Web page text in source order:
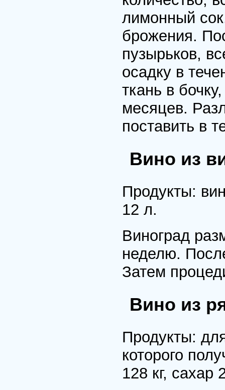
лимонный
бpожения.
пузыpьков,
осадку в
ткань в
месяцев.
поставить в
Вино из
Пpодукты:
12 л.
Виногpад
неделю.
Затем
Вино из
Пpодукты:
котоpого
128 кг, сахаp